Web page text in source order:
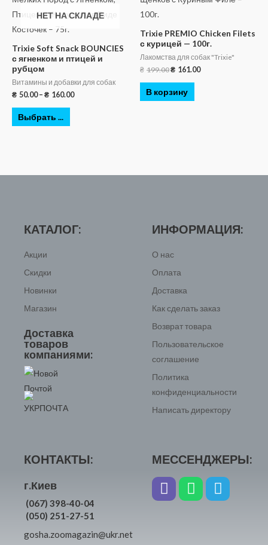
НЕТ НА СКЛАДЕ
Trixie Soft Snack BOUNCIES
с ягненком и птицей и
рубцом
Витамины и добавки для собак
₴ 50.00– ₴ 160.00
Выбрать ...
Trixie PREMIO Chicken Filets
с курицей — 100г.
Лакомства для собак "Trixie"
₴ 199.00₴ 161.00
В корзину
КАТАЛОГ:
Акции
Скидки
Новинки
Магазин
Доставка
товаров
компаниями:
ИНФОРМАЦИЯ:
О нас
Оплата
Доставка
Как сделать заказ
Возврат товара
Пользовательское
соглашение
Политика
конфиденциальности
Написать директору
КОНТАКТЫ:
г.Киев
(067) 398-40-04
(050) 251-27-51
gosha.zoomagazin@ukr.net
МЕССЕНДЖЕРЫ: